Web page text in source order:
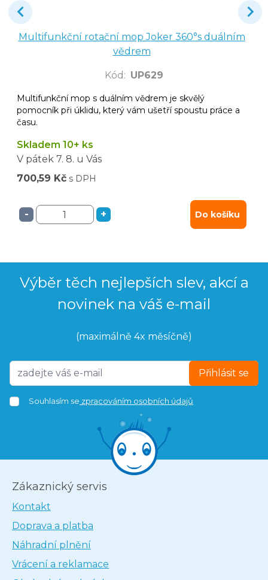
Multifunkční rotační mop Joker 360°s duálním
vědrem
Kód : UP629
Multifunkční mop s duálním vědrem je skvělý
pomocník při úklidu, který vám ušetří spoustu práce a
času.
Skladem 10+ ks
V pátek 7. 8. u Vás
700,59 Kč s DPH
- + Do košíku
Výběr těch nejlepších slev, akcí a
novinek na váš e-mail
(maximálně 4x měsíčně)
Přihlásit se
Souhlasím se zpracováním osobních údajů
Zákaznický servis
Kontakt
Doprava a platba
Náhradní plnění
Vrácení a reklamace